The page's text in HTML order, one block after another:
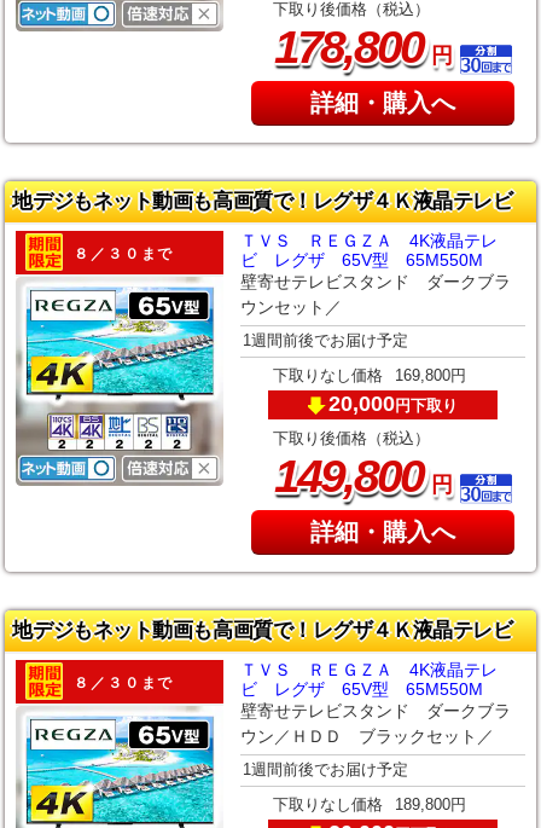
下取り後価格（税込）
178,800円
詳細・購入へ
地デジもネット動画も高画質で！レグザ４Ｋ液晶テレビ
８／３０まで
ＴＶＳ ＲＥＧＺＡ 4K液晶テレ
ビ レグザ 65V型 65M550M
壁寄せテレビスタンド ダークブラ
ウンセット／
1週間前後でお届け予定
下取りなし価格 169,800円
20,000円下取り
下取り後価格（税込）
149,800円
詳細・購入へ
地デジもネット動画も高画質で！レグザ４Ｋ液晶テレビ
８／３０まで
ＴＶＳ ＲＥＧＺＡ 4K液晶テレ
ビ レグザ 65V型 65M550M
壁寄せテレビスタンド ダークブラ
ウン／ＨＤＤ ブラックセット／
1週間前後でお届け予定
下取りなし価格 189,800円